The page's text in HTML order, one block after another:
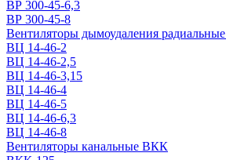
ВР 300-45-6,3
ВР 300-45-8
Вентиляторы дымоудаления радиальные
ВЦ 14-46-2
ВЦ 14-46-2,5
ВЦ 14-46-3,15
ВЦ 14-46-4
ВЦ 14-46-5
ВЦ 14-46-6,3
ВЦ 14-46-8
Вентиляторы канальные ВКК